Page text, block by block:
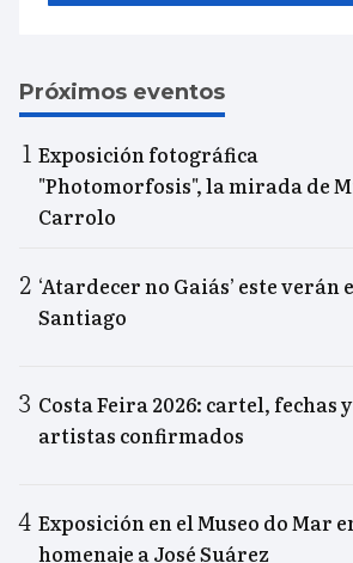
Próximos eventos
Exposición fotográfica
"Photomorfosis", la mirada de
Carrolo
‘Atardecer no Gaiás’ este verán
Santiago
Costa Feira 2026: cartel, fechas y
artistas confirmados
Exposición en el Museo do Mar
homenaje a José Suárez